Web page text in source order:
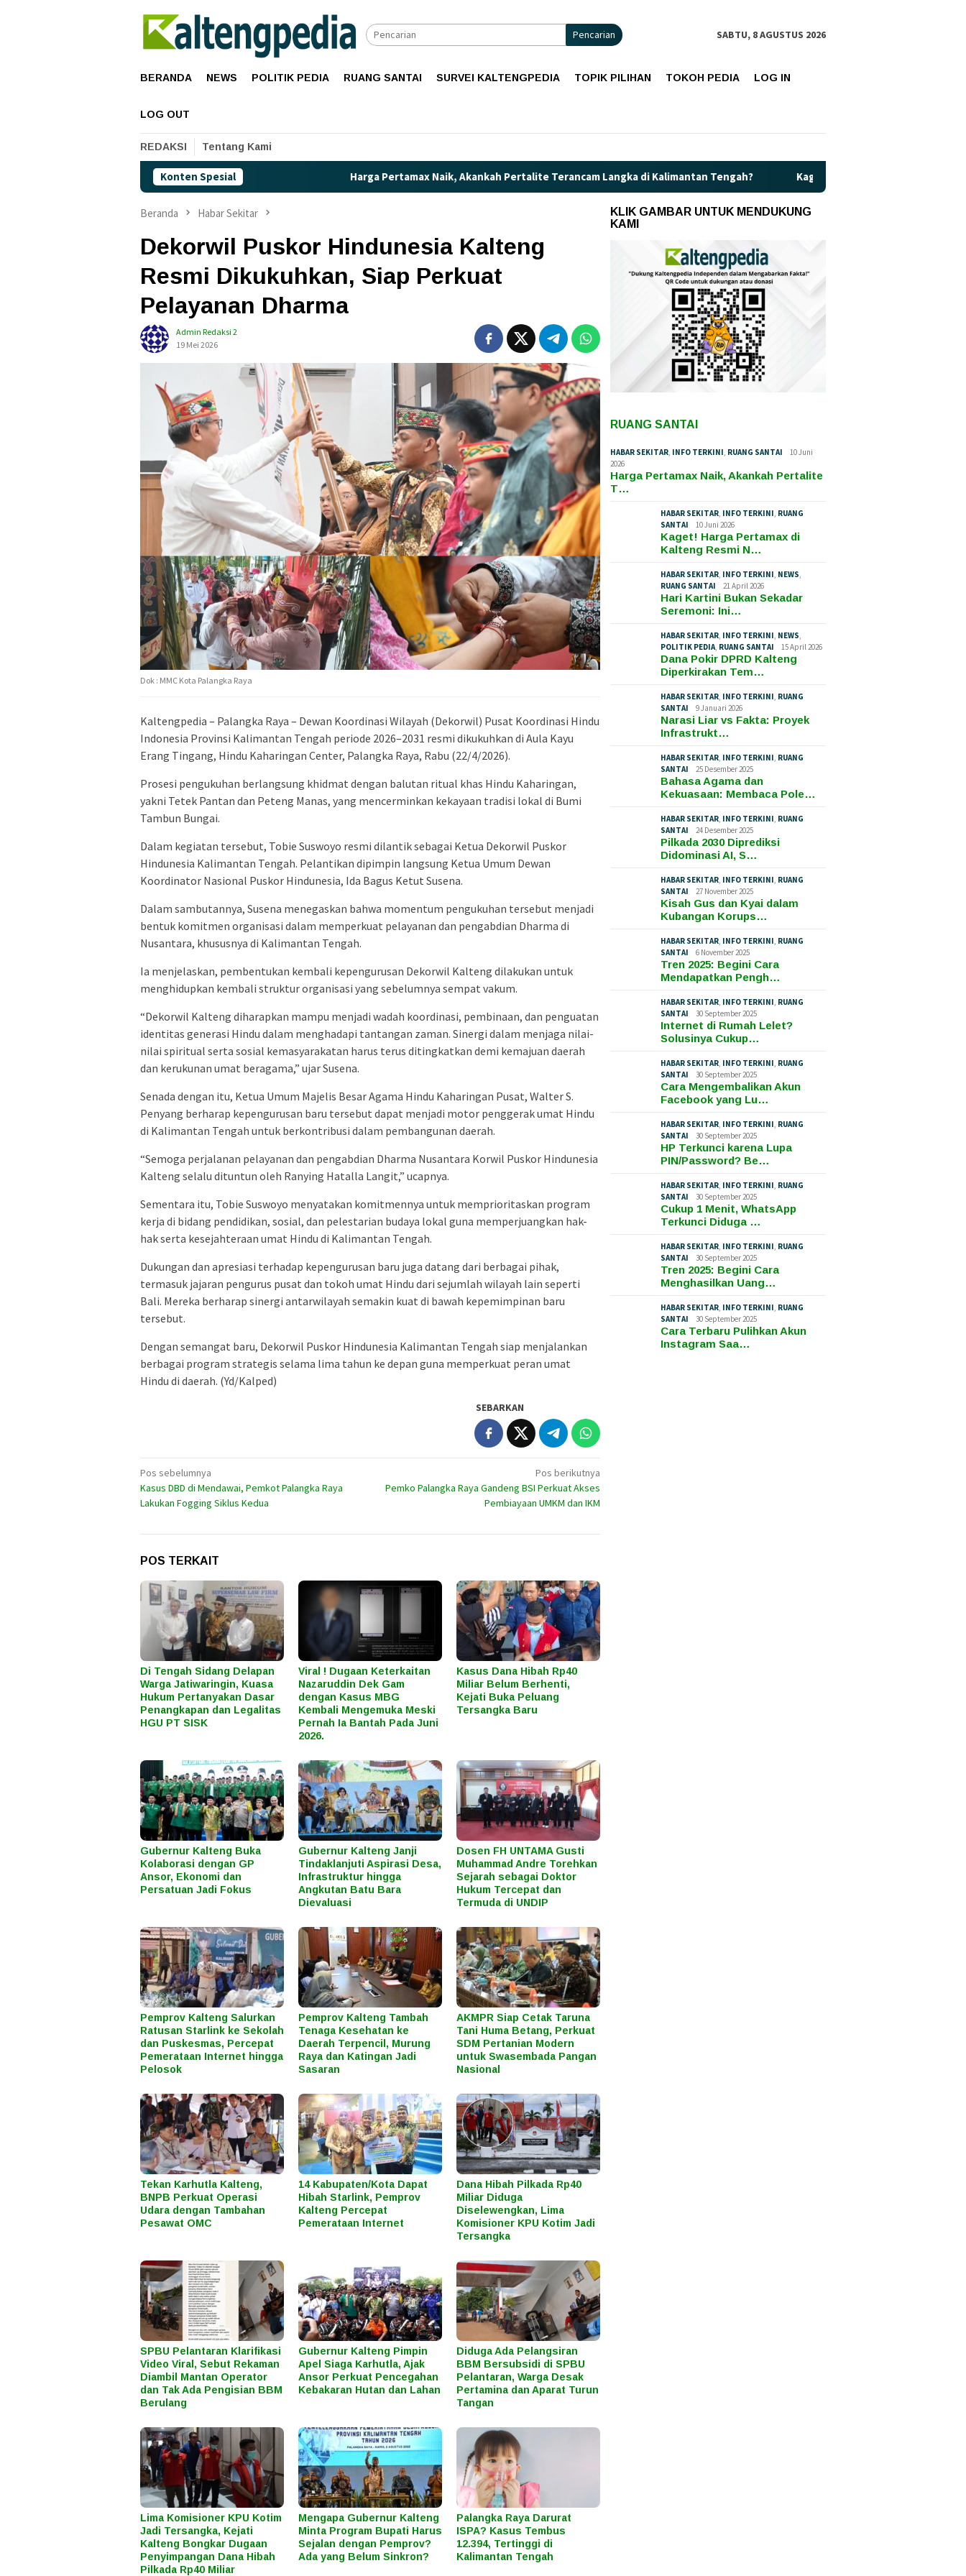
Pencarian SABTU, 8 AGUSTUS 2026
BERANDA NEWS POLITIK PEDIA RUANG SANTAI SURVEI KALTENGPEDIA TOPIK PILIHAN TOKOH PEDIA LOG IN
LOG OUT
REDAKSI Tentang Kami
Konten Spesial Harga Pertamax Naik, Akankah Pertalite Terancam Langka di Kalimantan Tengah? Kaget! Harga Pertamax di Kalteng Resmi Naik Jadi
Beranda Habar Sekitar
Dekorwil Puskor Hindunesia Kalteng
Resmi Dikukuhkan, Siap Perkuat
Pelayanan Dharma
Admin Redaksi 2
19 Mei 2026
Dok : MMC Kota Palangka Raya
Kaltengpedia – Palangka Raya – Dewan Koordinasi Wilayah (Dekorwil) Pusat Koordinasi Hindu
Indonesia Provinsi Kalimantan Tengah periode 2026–2031 resmi dikukuhkan di Aula Kayu
Erang Tingang, Hindu Kaharingan Center, Palangka Raya, Rabu (22/4/2026).
Prosesi pengukuhan berlangsung khidmat dengan balutan ritual khas Hindu Kaharingan,
yakni Tetek Pantan dan Peteng Manas, yang mencerminkan kekayaan tradisi lokal di Bumi
Tambun Bungai.
Dalam kegiatan tersebut, Tobie Suswoyo resmi dilantik sebagai Ketua Dekorwil Puskor
Hindunesia Kalimantan Tengah. Pelantikan dipimpin langsung Ketua Umum Dewan
Koordinator Nasional Puskor Hindunesia, Ida Bagus Ketut Susena.
Dalam sambutannya, Susena menegaskan bahwa momentum pengukuhan tersebut menjadi
bentuk komitmen organisasi dalam memperkuat pelayanan dan pengabdian Dharma di
Nusantara, khususnya di Kalimantan Tengah.
Ia menjelaskan, pembentukan kembali kepengurusan Dekorwil Kalteng dilakukan untuk
menghidupkan kembali struktur organisasi yang sebelumnya sempat vakum.
“Dekorwil Kalteng diharapkan mampu menjadi wadah koordinasi, pembinaan, dan penguatan
identitas generasi Hindu dalam menghadapi tantangan zaman. Sinergi dalam menjaga nilai-
nilai spiritual serta sosial kemasyarakatan harus terus ditingkatkan demi kemajuan daerah
dan kerukunan umat beragama,” ujar Susena.
Senada dengan itu, Ketua Umum Majelis Besar Agama Hindu Kaharingan Pusat, Walter S.
Penyang berharap kepengurusan baru tersebut dapat menjadi motor penggerak umat Hindu
di Kalimantan Tengah untuk berkontribusi dalam pembangunan daerah.
“Semoga perjalanan pelayanan dan pengabdian Dharma Nusantara Korwil Puskor Hindunesia
Kalteng selalu dituntun oleh Ranying Hatalla Langit,” ucapnya.
Sementara itu, Tobie Suswoyo menyatakan komitmennya untuk memprioritaskan program
kerja di bidang pendidikan, sosial, dan pelestarian budaya lokal guna memperjuangkan hak-
hak serta kesejahteraan umat Hindu di Kalimantan Tengah.
Dukungan dan apresiasi terhadap kepengurusan baru juga datang dari berbagai pihak,
termasuk jajaran pengurus pusat dan tokoh umat Hindu dari sejumlah wilayah lain seperti
Bali. Mereka berharap sinergi antarwilayah semakin kuat di bawah kepemimpinan baru
tersebut.
Dengan semangat baru, Dekorwil Puskor Hindunesia Kalimantan Tengah siap menjalankan
berbagai program strategis selama lima tahun ke depan guna memperkuat peran umat
Hindu di daerah. (Yd/Kalped)
SEBARKAN
Navigasi
pos
Pos sebelumnya
Kasus DBD di Mendawai, Pemkot Palangka Raya
Lakukan Fogging Siklus Kedua
Pos berikutnya
Pemko Palangka Raya Gandeng BSI Perkuat Akses
Pembiayaan UMKM dan IKM
POS TERKAIT
Di Tengah Sidang Delapan
Warga Jatiwaringin, Kuasa
Hukum Pertanyakan Dasar
Penangkapan dan Legalitas
HGU PT SISK
Viral ! Dugaan Keterkaitan
Nazaruddin Dek Gam
dengan Kasus MBG
Kembali Mengemuka Meski
Pernah Ia Bantah Pada Juni
2026.
Kasus Dana Hibah Rp40
Miliar Belum Berhenti,
Kejati Buka Peluang
Tersangka Baru
Gubernur Kalteng Buka
Kolaborasi dengan GP
Ansor, Ekonomi dan
Persatuan Jadi Fokus
Gubernur Kalteng Janji
Tindaklanjuti Aspirasi Desa,
Infrastruktur hingga
Angkutan Batu Bara
Dievaluasi
Dosen FH UNTAMA Gusti
Muhammad Andre Torehkan
Sejarah sebagai Doktor
Hukum Tercepat dan
Termuda di UNDIP
Pemprov Kalteng Salurkan
Ratusan Starlink ke Sekolah
dan Puskesmas, Percepat
Pemerataan Internet hingga
Pelosok
Pemprov Kalteng Tambah
Tenaga Kesehatan ke
Daerah Terpencil, Murung
Raya dan Katingan Jadi
Sasaran
AKMPR Siap Cetak Taruna
Tani Huma Betang, Perkuat
SDM Pertanian Modern
untuk Swasembada Pangan
Nasional
Tekan Karhutla Kalteng,
BNPB Perkuat Operasi
Udara dengan Tambahan
Pesawat OMC
14 Kabupaten/Kota Dapat
Hibah Starlink, Pemprov
Kalteng Percepat
Pemerataan Internet
Dana Hibah Pilkada Rp40
Miliar Diduga
Diselewengkan, Lima
Komisioner KPU Kotim Jadi
Tersangka
SPBU Pelantaran Klarifikasi
Video Viral, Sebut Rekaman
Diambil Mantan Operator
dan Tak Ada Pengisian BBM
Berulang
Gubernur Kalteng Pimpin
Apel Siaga Karhutla, Ajak
Ansor Perkuat Pencegahan
Kebakaran Hutan dan Lahan
Diduga Ada Pelangsiran
BBM Bersubsidi di SPBU
Pelantaran, Warga Desak
Pertamina dan Aparat Turun
Tangan
Lima Komisioner KPU Kotim
Jadi Tersangka, Kejati
Kalteng Bongkar Dugaan
Penyimpangan Dana Hibah
Pilkada Rp40 Miliar
Mengapa Gubernur Kalteng
Minta Program Bupati Harus
Sejalan dengan Pemprov?
Ada yang Belum Sinkron?
Palangka Raya Darurat
ISPA? Kasus Tembus
12.394, Tertinggi di
Kalimantan Tengah
KLIK GAMBAR UNTUK MENDUKUNG
KAMI
RUANG SANTAI
HABAR SEKITAR, INFO TERKINI, RUANG SANTAI
10 Juni
2026
Harga Pertamax Naik, Akankah Pertalite
T…
HABAR SEKITAR, INFO TERKINI, RUANG
SANTAI
10 Juni 2026
Kaget! Harga Pertamax di
Kalteng Resmi N…
HABAR SEKITAR, INFO TERKINI, NEWS,
RUANG SANTAI
21 April 2026
Hari Kartini Bukan Sekadar
Seremoni: Ini…
HABAR SEKITAR, INFO TERKINI, NEWS,
POLITIK PEDIA, RUANG SANTAI 15 April 2026
Dana Pokir DPRD Kalteng
Diperkirakan Tem…
HABAR SEKITAR, INFO TERKINI, RUANG
SANTAI
9 Januari 2026
Narasi Liar vs Fakta: Proyek
Infrastrukt…
HABAR SEKITAR, INFO TERKINI, RUANG
SANTAI
25 Desember 2025
Bahasa Agama dan
Kekuasaan: Membaca Pole…
HABAR SEKITAR, INFO TERKINI, RUANG
SANTAI
24 Desember 2025
Pilkada 2030 Diprediksi
Didominasi AI, S…
HABAR SEKITAR, INFO TERKINI, RUANG
SANTAI
27 November 2025
Kisah Gus dan Kyai dalam
Kubangan Korups…
HABAR SEKITAR, INFO TERKINI, RUANG
SANTAI
6 November 2025
Tren 2025: Begini Cara
Mendapatkan Pengh…
HABAR SEKITAR, INFO TERKINI, RUANG
SANTAI
30 September 2025
Internet di Rumah Lelet?
Solusinya Cukup…
HABAR SEKITAR, INFO TERKINI, RUANG
SANTAI
30 September 2025
Cara Mengembalikan Akun
Facebook yang Lu…
HABAR SEKITAR, INFO TERKINI, RUANG
SANTAI
30 September 2025
HP Terkunci karena Lupa
PIN/Password? Be…
HABAR SEKITAR, INFO TERKINI, RUANG
SANTAI
30 September 2025
Cukup 1 Menit, WhatsApp
Terkunci Diduga …
HABAR SEKITAR, INFO TERKINI, RUANG
SANTAI
30 September 2025
Tren 2025: Begini Cara
Menghasilkan Uang…
HABAR SEKITAR, INFO TERKINI, RUANG
SANTAI
30 September 2025
Cara Terbaru Pulihkan Akun
Instagram Saa…